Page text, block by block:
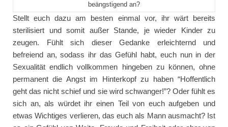
beängstigend an?
Stellt euch dazu am besten einmal vor, ihr wärt bereits
sterilisiert und somit außer Stande, je wieder Kinder zu
zeugen. Fühlt sich dieser Gedanke erleichternd und
befreiend an, sodass ihr das Gefühl habt, euch nun in der
Sexualität endlich vollkommen hingeben zu können, ohne
permanent die Angst im Hinterkopf zu haben “Hoffentlich
geht das nicht schief und sie wird schwanger!”? Oder fühlt es
sich an, als würdet ihr einen Teil von euch aufgeben und
etwas Wichtiges verlieren, das euch als Mann ausmacht? Ist